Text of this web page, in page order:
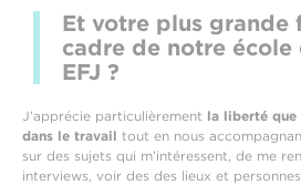
Et votre plus grande
cadre de notre école
EFJ ?
J’apprécie particulièrement la liberté que
dans le travail tout en nous
sur des sujets qui m’intéressent, de me
interviews, voir des des lieux et